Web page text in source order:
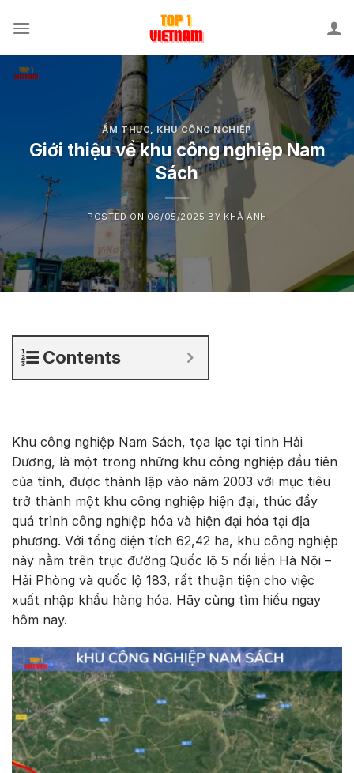
ẨM THỰC,KHU CÔNG NGHIỆP
Giới thiệu về khu công nghiệp Nam
Sách
POSTED ON 06/05/2025 BY KHẢ ÁNH
Contents
Khu công nghiệp Nam Sách, tọa lạc tại tỉnh Hải
Dương, là một trong những khu công nghiệp đầu tiên
của tỉnh, được thành lập vào năm 2003 với mục tiêu
trở thành một khu công nghiệp hiện đại, thúc đẩy
quá trình công nghiệp hóa và hiện đại hóa tại địa
phương. Với tổng diện tích 62,42 ha, khu công nghiệp
này nằm trên trục đường Quốc lộ 5 nối liền Hà Nội –
Hải Phòng và quốc lộ 183, rất thuận tiện cho việc
xuất nhập khẩu hàng hóa. Hãy cùng tìm hiểu ngay
hôm nay.